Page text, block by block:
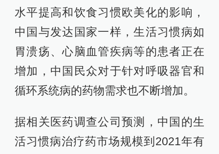
水平提高和饮食习惯欧美化的影响，
中国与发达国家一样，生活习惯病如
胃溃疡、心脑血管疾病等的患者正在
增加，中国民众对于针对呼吸器官和
循环系统病的药物需求也不断增加。
据相关医药调查公司预测，中国的生
活习惯病治疗药市场规模到2021年有